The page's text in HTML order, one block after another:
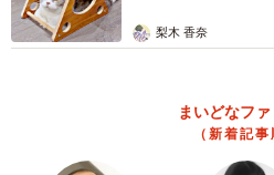
梨木 香奈
まいどなフ
（新着記事